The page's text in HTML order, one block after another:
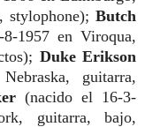
stylophone); Butch
1957 en Viroqua,
Duke Erikson
guitarra,
(nacido el 16-3-
guitarra, bajo,